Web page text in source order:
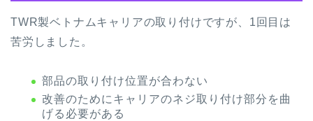
TWR製ベトナムキャリアの取り付けですが、1回目は
苦労しました。
部品の取り付け位置が合わない
改善のためにキャリアのネジ取り付け部分を曲
げる必要がある